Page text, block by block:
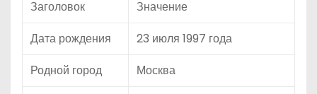
Заголовок
Значение
Дата рождения
23 июля 1997 года
Родной город
Москва